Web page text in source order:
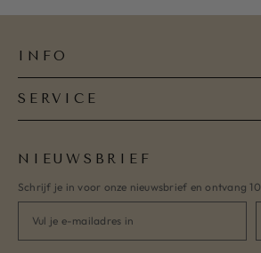
INFO
SERVICE
NIEUWSBRIEF
Schrijf je in voor onze nieuwsbrief en ontvang